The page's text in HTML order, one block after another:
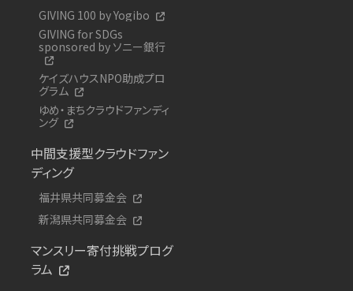
GIVING 100 by Yogibo
GIVING for SDGs
sponsored by ソニー銀行
ケイズハウスNPO助成プロ
グラム
ゆめ・まちクラウドファンディ
ング
中間支援型クラウドファン
ディング
福井県共同募金会
新潟県共同募金会
マンスリー寄付挑戦プログ
ラム